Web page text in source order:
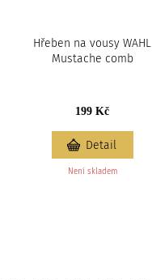
Hřeben na vousy WAHL
Mustache comb
199 Kč
Není skladem
Detail